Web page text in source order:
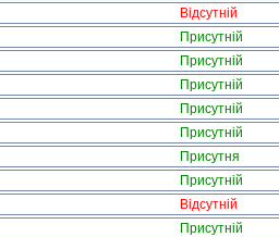
Відсутній
Присутній
Присутній
Присутній
Присутній
Присутній
Присутня
Присутній
Відсутній
Присутній